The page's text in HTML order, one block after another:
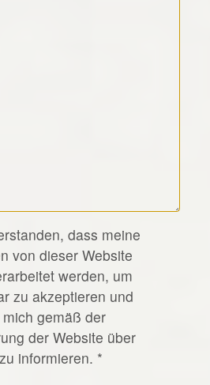
dass meine
von dieser Website
werden, um
zu akzeptieren und
gemäß der
der Website über
informieren. *